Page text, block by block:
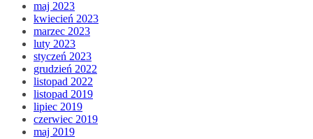
maj 2023
kwiecień 2023
marzec 2023
luty 2023
styczeń 2023
grudzień 2022
listopad 2022
listopad 2019
lipiec 2019
czerwiec 2019
maj 2019